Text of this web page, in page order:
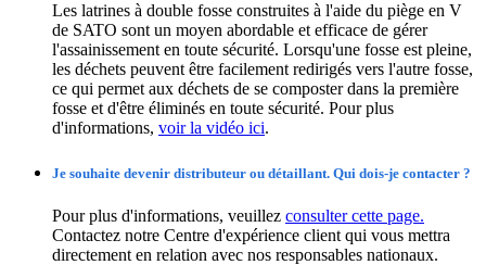
Les latrines à double fosse construites à l'aide du piège en V
de SATO sont un moyen abordable et efficace de gérer
l'assainissement en toute sécurité. Lorsqu'une fosse est pleine,
les déchets peuvent être facilement redirigés vers l'autre fosse,
ce qui permet aux déchets de se composter dans la première
fosse et d'être éliminés en toute sécurité. Pour plus
d'informations, voir la vidéo ici.
Je souhaite devenir distributeur ou détaillant. Qui dois-je contacter ?
Pour plus d'informations, veuillez consulter cette page.
Contactez notre Centre d'expérience client qui vous mettra
directement en relation avec nos responsables nationaux.